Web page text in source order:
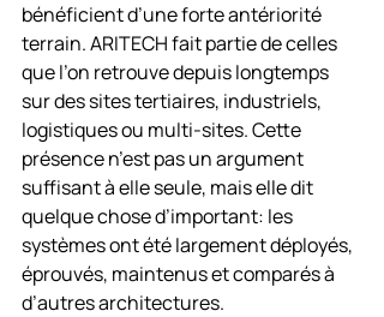
bénéficient d’une forte antériorité
terrain. ARITECH fait partie de celles
que l’on retrouve depuis longtemps
sur des sites tertiaires, industriels,
logistiques ou multi-sites. Cette
présence n’est pas un argument
suffisant à elle seule, mais elle dit
quelque chose d’important: les
systèmes ont été largement déployés,
éprouvés, maintenus et comparés à
d’autres architectures.